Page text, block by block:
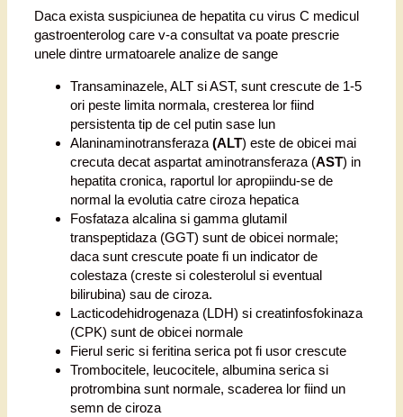
Daca exista suspiciunea de hepatita cu virus C medicul
gastroenterolog care v-a consultat va poate prescrie
unele dintre urmatoarele analize de sange
Transaminazele, ALT si AST, sunt crescute de 1-5
ori peste limita normala, cresterea lor fiind
persistenta tip de cel putin sase lun
Alaninaminotransferaza (ALT) este de obicei mai
crecuta decat aspartat aminotransferaza (AST) in
hepatita cronica, raportul lor apropiindu-se de
normal la evolutia catre ciroza hepatica
Fosfataza alcalina si gamma glutamil
transpeptidaza (GGT) sunt de obicei normale;
daca sunt crescute poate fi un indicator de
colestaza (creste si colesterolul si eventual
bilirubina) sau de ciroza.
Lacticodehidrogenaza (LDH) si creatinfosfokinaza
(CPK) sunt de obicei normale
Fierul seric si feritina serica pot fi usor crescute
Trombocitele, leucocitele, albumina serica si
protrombina sunt normale, scaderea lor fiind un
semn de ciroza